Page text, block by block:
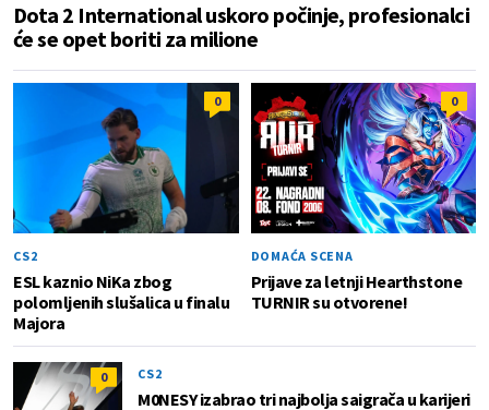
Dota 2 International uskoro počinje, profesionalci
će se opet boriti za milione
0
CS2
ESL kaznio NiKa zbog
polomljenih slušalica u finalu
Majora
0
DOMAĆA SCENA
Prijave za letnji Hearthstone
TURNIR su otvorene!
0 CS2
M0NESY izabrao tri najbolja saigrača u karijeri